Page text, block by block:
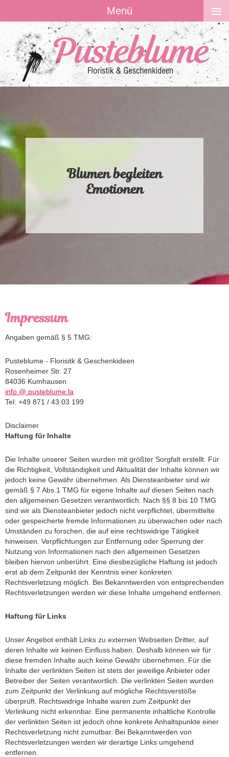
Blumen begleiten
Emotionen
Impressum
Angaben gemäß § 5 TMG:
Pusteblume - Florisitk & Geschenkideen
Rosenheimer Str. 27
84036 Kumhausen
info @ pusteblume.la
Tel: +49 871 / 43 03 199
Disclaimer
Haftung für Inhalte
Die Inhalte unserer Seiten wurden mit größter Sorgfalt erstellt. Für
die Richtigkeit, Vollständigkeit und Aktualität der Inhalte können wir
jedoch keine Gewähr übernehmen. Als Diensteanbieter sind wir
gemäß § 7 Abs.1 TMG für eigene Inhalte auf diesen Seiten nach
den allgemeinen Gesetzen verantwortlich. Nach §§ 8 bis 10 TMG
sind wir als Diensteanbieter jedoch nicht verpflichtet, übermittelte
oder gespeicherte fremde Informationen zu überwachen oder nach
Umständen zu forschen, die auf eine rechtswidrige Tätigkeit
hinweisen. Verpflichtungen zur Entfernung oder Sperrung der
Nutzung von Informationen nach den allgemeinen Gesetzen
bleiben hiervon unberührt. Eine diesbezügliche Haftung ist jedoch
erst ab dem Zeitpunkt der Kenntnis einer konkreten
Rechtsverletzung möglich. Bei Bekanntwerden von entsprechenden
Rechtsverletzungen werden wir diese Inhalte umgehend entfernen.
Haftung für Links
Unser Angebot enthält Links zu externen Webseiten Dritter, auf
deren Inhalte wir keinen Einfluss haben. Deshalb können wir für
diese fremden Inhalte auch keine Gewähr übernehmen. Für die
Inhalte der verlinkten Seiten ist stets der jeweilige Anbieter oder
Betreiber der Seiten verantwortlich. Die verlinkten Seiten wurden
zum Zeitpunkt der Verlinkung auf mögliche Rechtsverstöße
überprüft. Rechtswidrige Inhalte waren zum Zeitpunkt der
Verlinkung nicht erkennbar. Eine permanente inhaltliche Kontrolle
der verlinkten Seiten ist jedoch ohne konkrete Anhaltspunkte einer
Rechtsverletzung nicht zumutbar. Bei Bekanntwerden von
Rechtsverletzungen werden wir derartige Links umgehend
entfernen.
Menü ≡